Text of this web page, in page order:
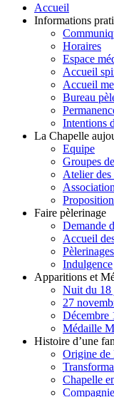
Accueil
Informations
Horaires
Espace
Accueil
Accueil
Bureau
Intentions
La Chapelle
Equipe
Groupes
Atelier des
Faire pèlerinage
Demande
Accueil
Indulgence
Apparitions et
Nuit du 18
27
Décembre
Médaille
Histoire d’une
Origine de
Chapelle